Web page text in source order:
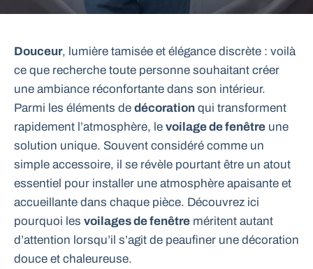
Douceur, lumière tamisée et élégance discrète : voilà
ce que recherche toute personne souhaitant créer
une ambiance réconfortante dans son intérieur.
Parmi les éléments de décoration qui transforment
rapidement l’atmosphère, le voilage de fenêtre une
solution unique. Souvent considéré comme un
simple accessoire, il se révèle pourtant être un atout
essentiel pour installer une atmosphère apaisante et
accueillante dans chaque pièce. Découvrez ici
pourquoi les voilages de fenêtre méritent autant
d’attention lorsqu’il s’agit de peaufiner une décoration
douce et chaleureuse.